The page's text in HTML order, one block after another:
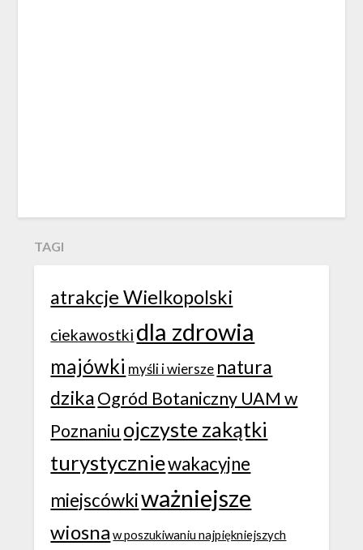
TAGI
atrakcje Wielkopolski
ciekawostki dla zdrowia
majówki myśli i wiersze natura
dzikaOgród Botaniczny UAM w
Poznaniu ojczyste zakątki
turystyczniewakacyjne
miejscówkiważniejsze
wiosna w poszukiwaniu najpiękniejszych